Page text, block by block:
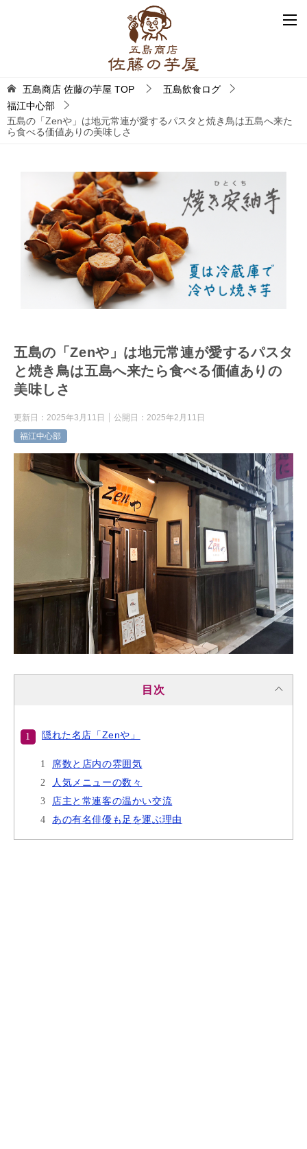
五島商店 佐藤の芋屋 TOP
五島飲食ログ
福江中心部
五島の「Zenや」は地元常連が愛するパスタと焼き鳥は五島へ来た
ら食べる価値ありの美味しさ
五島の「Zenや」は地元常連が愛するパスタ
と焼き鳥は五島へ来たら食べる価値ありの
美味しさ
更新日： 2025年3月11日 公開日： 2025年2月11日
福江中心部
目次
隠れた名店「Zenや」
席数と店内の雰囲気
人気メニューの数々
店主と常連客の温かい交流
あの有名俳優も足を運ぶ理由